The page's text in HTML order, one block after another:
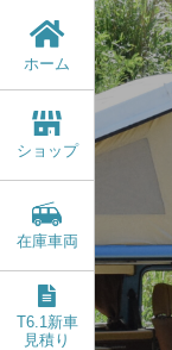
ホーム
ショップ
在庫車両
T6.1新車
見積り